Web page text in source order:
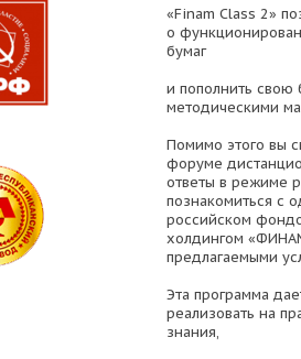
«Finam Class 2»
о
бумаг
и пополнить свою
методическими
Помимо этого вы
форуме
ответы в режиме
познакомиться с
российском
холдингом
предлагаемыми
Эта программа
реализовать на
знания,